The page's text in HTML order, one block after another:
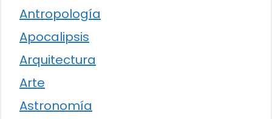
Antropología
Apocalipsis
Arquitectura
Arte
Astronomía